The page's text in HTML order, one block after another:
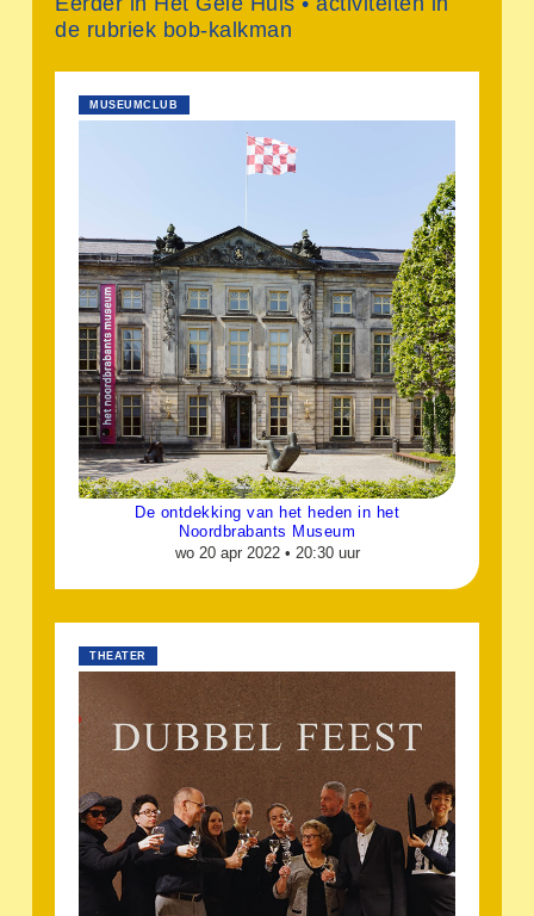
de rubriek bob-kalkman
MUSEUMCLUB
De ontdekking van het heden in het
Noordbrabants Museum
wo 20 apr 2022 • 20:30 uur
THEATER